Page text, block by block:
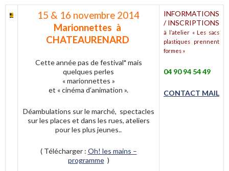
15 & 16 novembre 2014
Marionnettes à
CHATEAURENARD
Cette année pas de festival*mais
quelques perles
« marionnettes »
et « cinéma d’animation ».
Déambulations sur le marché, spectacles
sur les places et dans les rues, ateliers
pour les plus jeunes..
( Télécharger : Oh! les mains –
programme)
INFORMATIONS
/ INSCRIPTIONS
à l’atelier « Les sacs
plastiques prennent
formes »
04 90 94 54 49
CONTACT MAIL